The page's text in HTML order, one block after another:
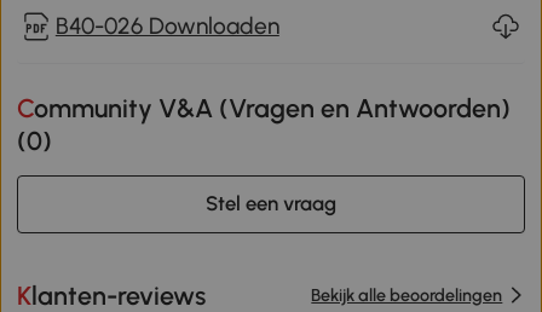
B40-026 Downloaden
Community V&A (Vragen en Antwoorden)
(0)
Stel een vraag
Klanten-reviews Bekijk alle beoordelingen